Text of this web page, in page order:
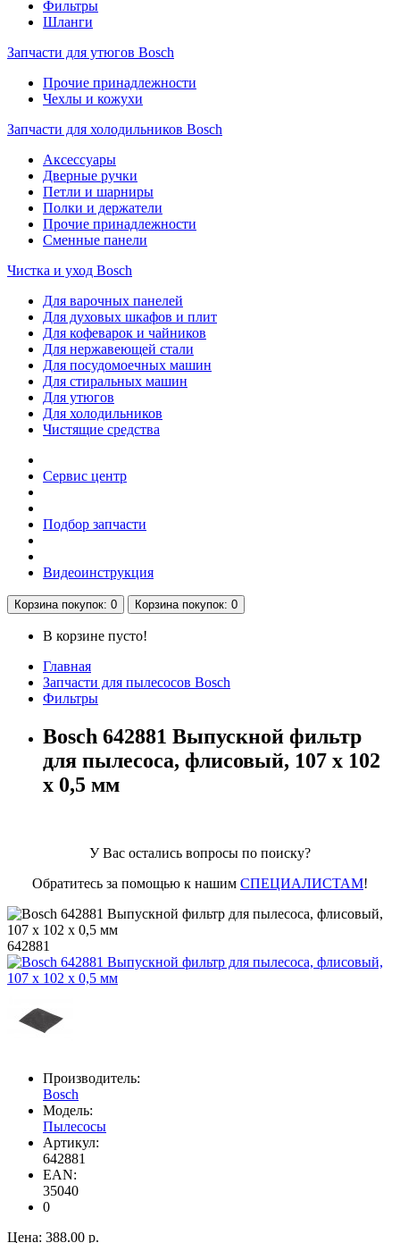
Фильтры
Шланги
Запчасти для утюгов Bosch
Прочие принадлежности
Чехлы и кожухи
Запчасти для холодильников Bosch
Аксессуары
Дверные ручки
Петли и шарниры
Полки и держатели
Прочие принадлежности
Сменные панели
Чистка и уход Bosch
Для варочных панелей
Для духовых шкафов и плит
Для кофеварок и чайников
Для нержавеющей стали
Для посудомоечных машин
Для стиральных машин
Для утюгов
Для холодильников
Чистящие средства
Сервис центр
Подбор запчасти
Видеоинструкция
Корзинапокупок: 0 Корзинапокупок: 0
В корзине пусто!
Главная
Запчасти для пылесосов Bosch
Фильтры
Bosch 642881 Выпускной фильтр
для пылесоса, флисовый, 107 x 102
х 0,5 мм
У Вас остались вопросы по поиску?
Обратитесь за помощью к нашим СПЕЦИАЛИСТАМ!
642881
Производитель:
Bosch
Модель:
Пылесосы
Артикул:
642881
EAN:
35040
0
Цена: 388.00 р.